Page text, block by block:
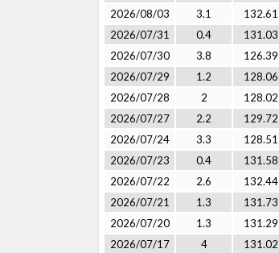
2026/08/03
3.1 132.61
2026/07/31
0.4 131.03
2026/07/30
3.8 126.39
2026/07/29
1.2 128.06
2026/07/28
2 128.02
2026/07/27
2.2 129.72
2026/07/24
3.3 128.51
2026/07/23
0.4 131.58
2026/07/22
2.6 132.44
2026/07/21
1.3 131.73
2026/07/20
1.3 131.29
2026/07/17
4 131.02